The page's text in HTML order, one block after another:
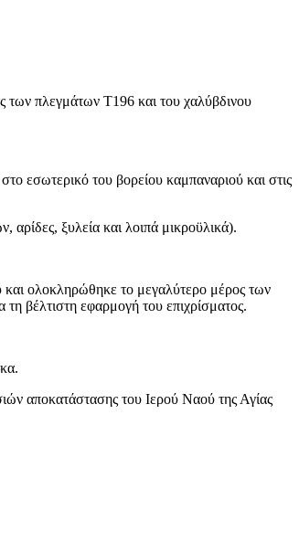
των πλεγμάτων Τ196 και του χαλύβδινου
εσωτερικό του βορείου καμπαναριού και στις
ξυλεία και λοιπά μικροϋλικά).
και ολοκληρώθηκε το μεγαλύτερο μέρος των
βέλτιστη εφαρμογή του επιχρίσματος.
αποκατάστασης του Ιερού Ναού της Αγίας